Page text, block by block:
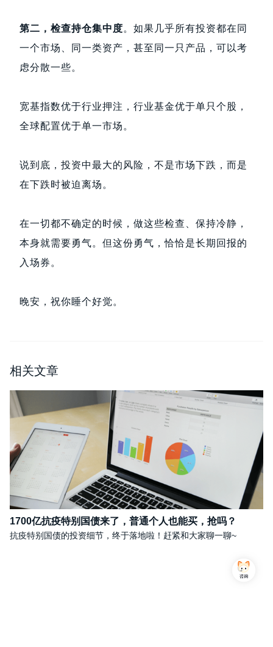
第二，检查持仓集中度。如果几乎所有投资都在同
一个市场、同一类资产，甚至同一只产品，可以考
虑分散一些。
宽基指数优于行业押注，行业基金优于单只个股，
全球配置优于单一市场。
说到底，投资中最大的风险，不是市场下跌，而是
在下跌时被迫离场。
在一切都不确定的时候，做这些检查、保持冷静，
本身就需要勇气。但这份勇气，恰恰是长期回报的
入场券。
晚安，祝你睡个好觉。
相关文章
1700亿抗疫特别国债来了，普通个人也能买，抢吗？
抗疫特别国债的投资细节，终于落地啦！赶紧和大家聊一聊~